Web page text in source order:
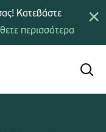
×
Κατεβάστε
περισσότερα